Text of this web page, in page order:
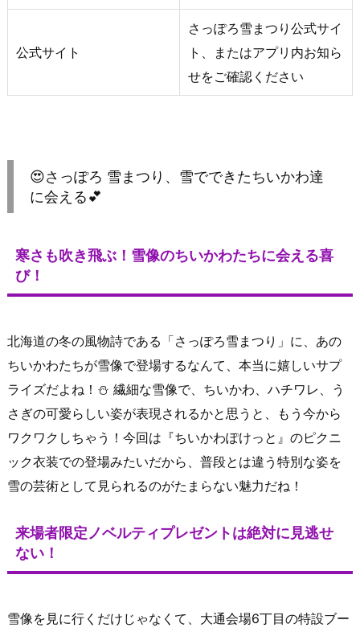
公式サイト
さっぽろ雪まつり公式サイ
ト、またはアプリ内お知ら
せをご確認ください
😍さっぽろ 雪まつり、雪でできたちいかわ達
に会える💕
寒さも吹き飛ぶ！雪像のちいかわたちに会える喜
び！
北海道の冬の風物詩である「さっぽろ雪まつり」に、あの
ちいかわたちが雪像で登場するなんて、本当に嬉しいサプ
ライズだよね！⛄️ 繊細な雪像で、ちいかわ、ハチワレ、う
さぎの可愛らしい姿が表現されるかと思うと、もう今から
ワクワクしちゃう！今回は『ちいかわぽけっと』のピクニ
ック衣装での登場みたいだから、普段とは違う特別な姿を
雪の芸術として見られるのがたまらない魅力だね！
来場者限定ノベルティプレゼントは絶対に見逃せ
ない！
雪像を見に行くだけじゃなくて、大通会場6丁目の特設ブー